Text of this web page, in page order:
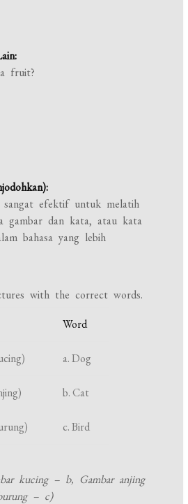
fruit?
sangat efektif untuk melatih
gambar dan kata, atau kata
bahasa yang lebih
with the correct words.
Word
a. Dog
b. Cat
c. Bird
kucing – b, Gambar anjing
– c)